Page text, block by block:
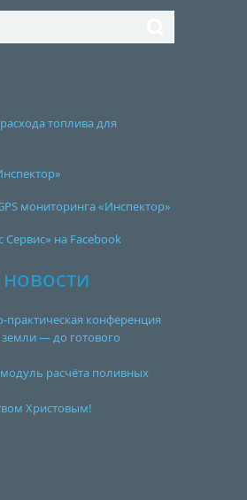
топлива для
мониторинга «Инспектор»
на Facebook
конференция
— до готового
расчёта поливных
Христовым!